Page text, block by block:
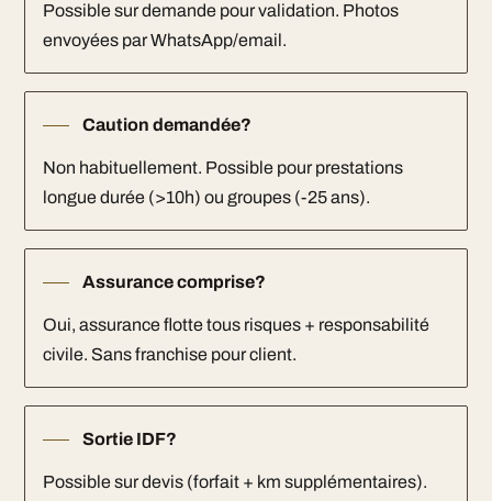
Possible sur demande pour validation. Photos
envoyées par WhatsApp/email.
Caution demandée?
Non habituellement. Possible pour prestations
longue durée (>10h) ou groupes (-25 ans).
Assurance comprise?
Oui, assurance flotte tous risques + responsabilité
civile. Sans franchise pour client.
Sortie IDF?
Possible sur devis (forfait + km supplémentaires).